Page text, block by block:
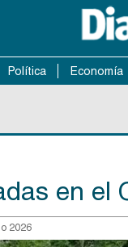
Política Economía
en el
2026